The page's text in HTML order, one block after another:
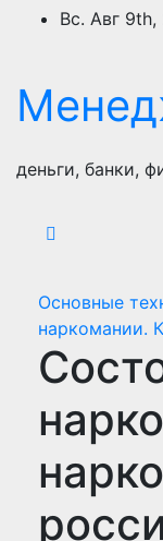
ПерейтиВс. Авг 9th,
деньги, банки,
Основные
наркомании.